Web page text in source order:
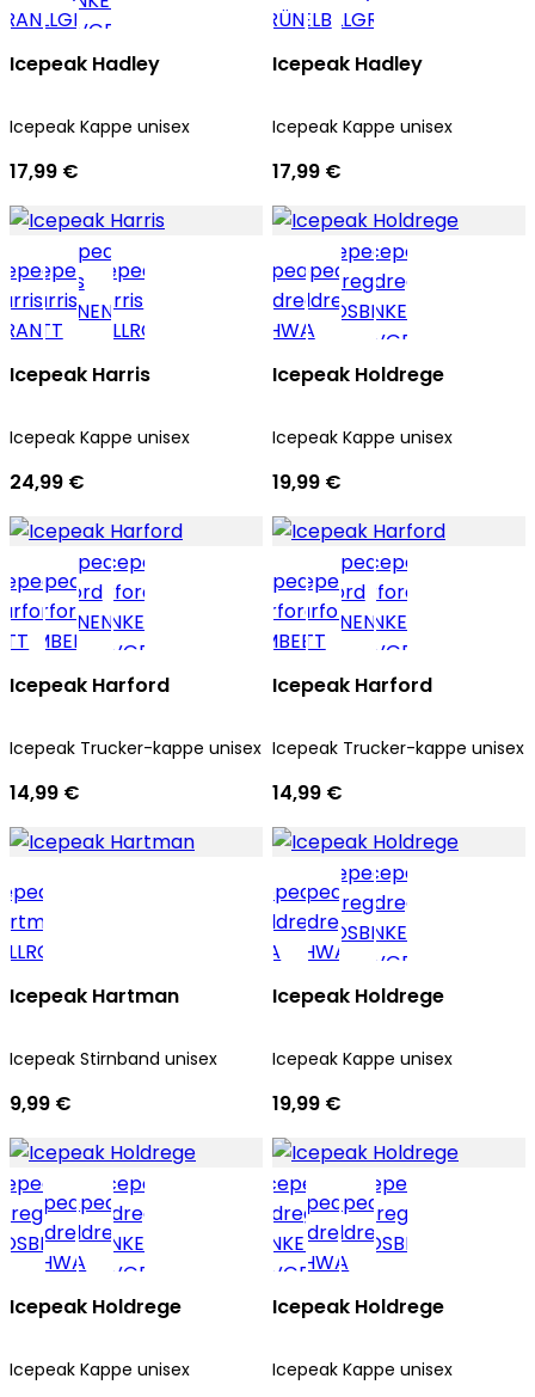
Icepeak Hadley
Icepeak Kappe unisex
17,99 €
Icepeak Hadley
Icepeak Kappe unisex
17,99 €
Icepeak Harris
Icepeak Kappe unisex
24,99 €
Icepeak Holdrege
Icepeak Kappe unisex
19,99 €
Icepeak Harford
Icepeak Trucker-kappe unisex
14,99 €
Icepeak Harford
Icepeak Trucker-kappe unisex
14,99 €
Icepeak Hartman
Icepeak Stirnband unisex
9,99 €
Icepeak Holdrege
Icepeak Kappe unisex
19,99 €
Icepeak Holdrege
Icepeak Kappe unisex
Icepeak Holdrege
Icepeak Kappe unisex